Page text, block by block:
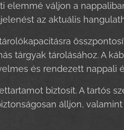
elemmé váljon a
az aktuális
tárgyak tárolásához. A
és rendezett nappali
biztosít. A tartós
álljon,